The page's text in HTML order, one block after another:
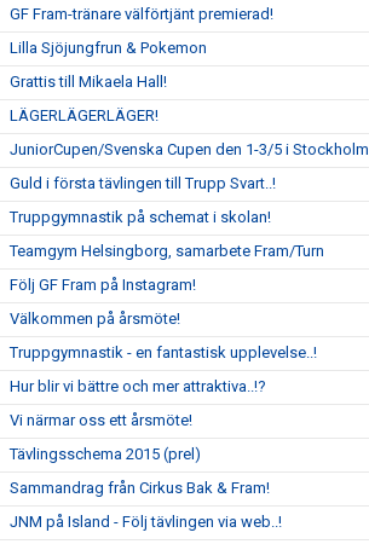
GF Fram-tränare välförtjänt premierad!
Lilla Sjöjungfrun & Pokemon
Grattis till Mikaela Hall!
LÄGERLÄGERLÄGER!
JuniorCupen/Svenska Cupen den 1-3/5 i Stockholm.
Guld i första tävlingen till Trupp Svart..!
Truppgymnastik på schemat i skolan!
Teamgym Helsingborg, samarbete Fram/Turn
Följ GF Fram på Instagram!
Välkommen på årsmöte!
Truppgymnastik - en fantastisk upplevelse..!
Hur blir vi bättre och mer attraktiva..!?
Vi närmar oss ett årsmöte!
Tävlingsschema 2015 (prel)
Sammandrag från Cirkus Bak & Fram!
JNM på Island - Följ tävlingen via web..!